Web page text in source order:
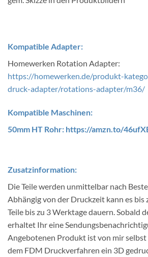
Kompatible Adapter:
Homewerken Rotation Adapter:
https://homewerken.de/produkt-
druck-adapter/rotations-adapter/m36/
Kompatible Maschinen:
50mm HT Rohr: https://amzn.to/
Zusatzinformation:
Die Teile werden unmittelbar nach
Abhängig von der Druckzeit kann es bis
Teile bis zu 3 Werktage dauern. Sobald
erhaltet Ihr eine
Angebotenen Produkt ist von mir
dem FDM Druckverfahren ein 3D